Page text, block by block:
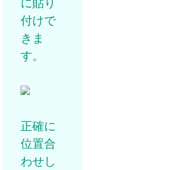
付けで
きま
す。
正確に
位置合
わせし